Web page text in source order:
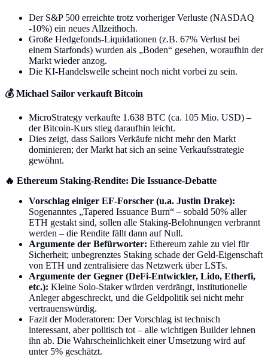
Der S&P 500 erreichte trotz vorheriger Verluste (NASDAQ
-10%) ein neues Allzeithoch.
Große Hedgefonds-Liquidationen (z.B. 67% Verlust bei
einem Starfonds) wurden als „Boden“ gesehen, woraufhin der
Markt wieder anzog.
Die KI-Handelswelle scheint noch nicht vorbei zu sein.
💰 Michael Sailor verkauft Bitcoin
MicroStrategy verkaufte 1.638 BTC (ca. 105 Mio. USD) –
der Bitcoin-Kurs stieg daraufhin leicht.
Dies zeigt, dass Sailors Verkäufe nicht mehr den Markt
dominieren; der Markt hat sich an seine Verkaufsstrategie
gewöhnt.
🔥 Ethereum Staking-Rendite: Die Issuance-Debatte
Vorschlag einiger EF-Forscher (u.a. Justin Drake):
Sogenanntes „Tapered Issuance Burn“ – sobald 50% aller
ETH gestakt sind, sollen alle Staking-Belohnungen verbrannt
werden – die Rendite fällt dann auf Null.
Argumente der Befürworter: Ethereum zahle zu viel für
Sicherheit; unbegrenztes Staking schade der Geld-Eigenschaft
von ETH und zentralisiere das Netzwerk über LSTs.
Argumente der Gegner (DeFi-Entwickler, Lido, Etherfi,
etc.): Kleine Solo-Staker würden verdrängt, institutionelle
Anleger abgeschreckt, und die Geldpolitik sei nicht mehr
vertrauenswürdig.
Fazit der Moderatoren: Der Vorschlag ist technisch
interessant, aber politisch tot – alle wichtigen Builder lehnen
ihn ab. Die Wahrscheinlichkeit einer Umsetzung wird auf
unter 5% geschätzt.